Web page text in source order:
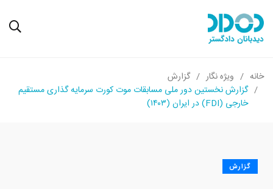
خانه ویژه نگار
گزارش
گزارش نخستین دور ملی مسابقات موت کورت سرمایه گذاری مستقیم
خارجی (FDI) در ایران (۱۴۰۳)
گزارش